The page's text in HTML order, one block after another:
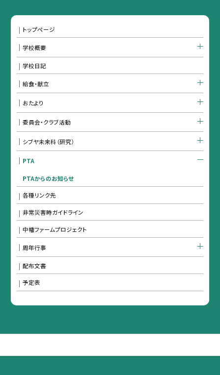
トップページ
学校概要
学校日記
給食・献立
おたより
委員会・クラブ活動
シブヤ未来科（研究）
PTA
PTAからのお知らせ
各種リンク先
非常災害時ガイドライン
中幡ファームプロジェクト
周年行事
配布文書
予定表